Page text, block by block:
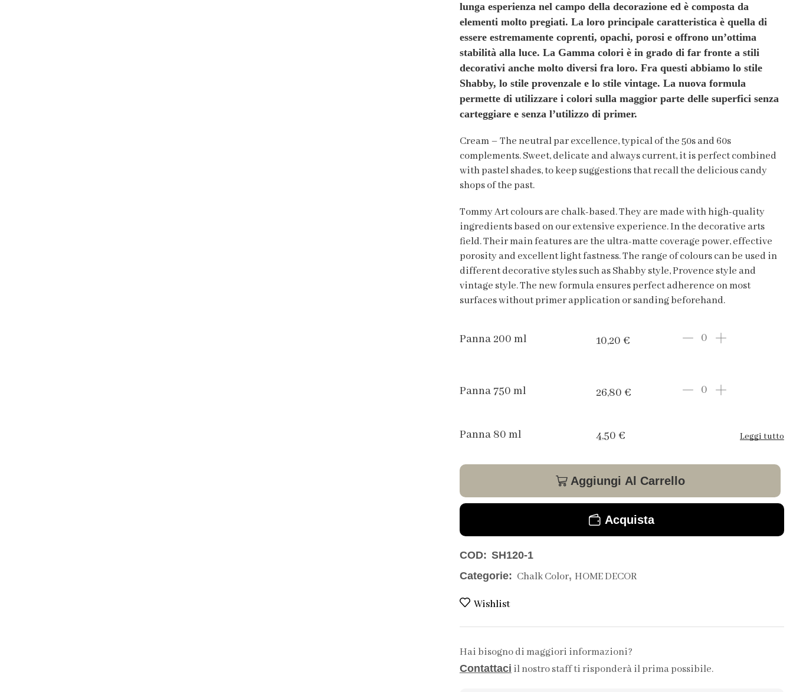
lunga esperienza nel campo della decorazione ed è composta da
elementi molto pregiati. La loro principale caratteristica è quella di
essere estremamente coprenti, opachi, porosi e offrono un’ottima
stabilità alla luce. La Gamma colori è in grado di far fronte a stili
decorativi anche molto diversi fra loro. Fra questi abbiamo lo stile
Shabby, lo stile provenzale e lo stile vintage. La nuova formula
permette di utilizzare i colori sulla maggior parte delle superfici senza
carteggiare e senza l’utilizzo di primer.
Cream – The neutral par excellence, typical of the 50s and 60s
complements. Sweet, delicate and always current, it is perfect combined
with pastel shades, to keep suggestions that recall the delicious candy
shops of the past.
Tommy Art colours are chalk-based. They are made with high-quality
ingredients based on our extensive experience. In the decorative arts
field. Their main features are the ultra-matte coverage power, effective
porosity and excellent light fastness. The range of colours can be used in
different decorative styles such as Shabby style, Provence style and
vintage style. The new formula ensures perfect adherence on most
surfaces without primer application or sanding beforehand.
Panna 200 ml 10,20 €
Panna 750 ml 26,80 €
Panna 80 ml 4,50 € Leggi tutto
Aggiungi Al Carrello
Acquista
COD: SH120-1
Categorie: Chalk Color, HOME DECOR
Wishlist
Hai bisogno di maggiori informazioni?
Contattaci il nostro staff ti risponderà il prima possibile.